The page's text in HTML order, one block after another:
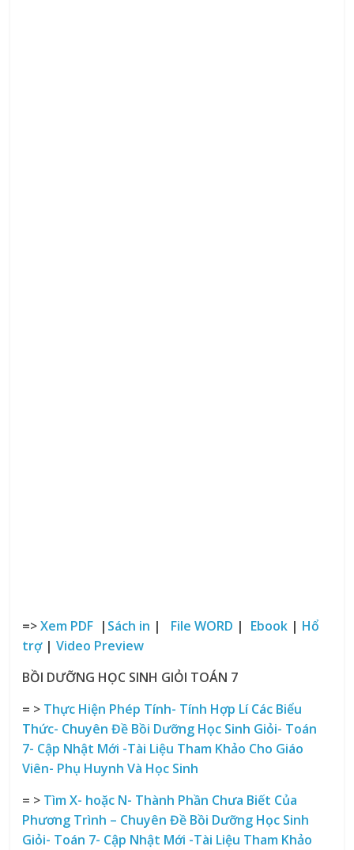
=>Xem PDF | Sách in | File WORD | Ebook | Hổ
trợ|Video Preview
BỒI DƯỠNG HỌC SINH GIỎI TOÁN 7
= > Thực Hiện Phép Tính- Tính Hợp Lí Các Biểu
Thức- Chuyên Đề Bồi Dưỡng Học Sinh Giỏi- Toán
7- Cập Nhật Mới -Tài Liệu Tham Khảo Cho Giáo
Viên- Phụ Huynh Và Học Sinh
= > Tìm X- hoặc N- Thành Phần Chưa Biết Của
Phương Trình – Chuyên Đề Bồi Dưỡng Học Sinh
Giỏi- Toán 7- Cập Nhật Mới -Tài Liệu Tham Khảo